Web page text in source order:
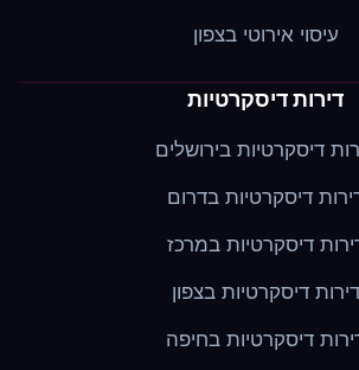
עיסוי אירוטי בצפון
דירות דיסקרטיות
דיסקרטיות בירושלים
דיסקרטיות בדרום
דיסקרטיות במרכז
דירות דיסקרטיות בצפון
דיסקרטיות בחיפה